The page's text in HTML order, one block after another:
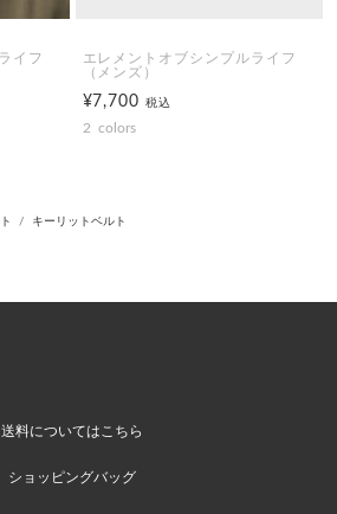
イフ
エレメントオブシンプルライフ
（メンズ）
¥7,700税込
2 colors
キーリットベルト
送料についてはこちら
ショッピングバッグ